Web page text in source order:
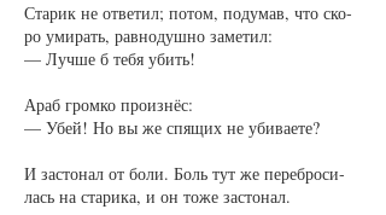
Ста­рик не от­ве­тил; по­том, по­ду­мав, что ско­
ро уми­рать, рав­но­душ­но за­ме­тил:
— Луч­ше б те­бя убить!
Араб гром­ко про­из­нёс:
— Убей! Но вы же спя­щих не уби­ва­е­те?
И за­сто­нал от бо­ли. Боль тут же пе­ре­бро­си­
лась на ста­ри­ка, и он то­же за­сто­нал.